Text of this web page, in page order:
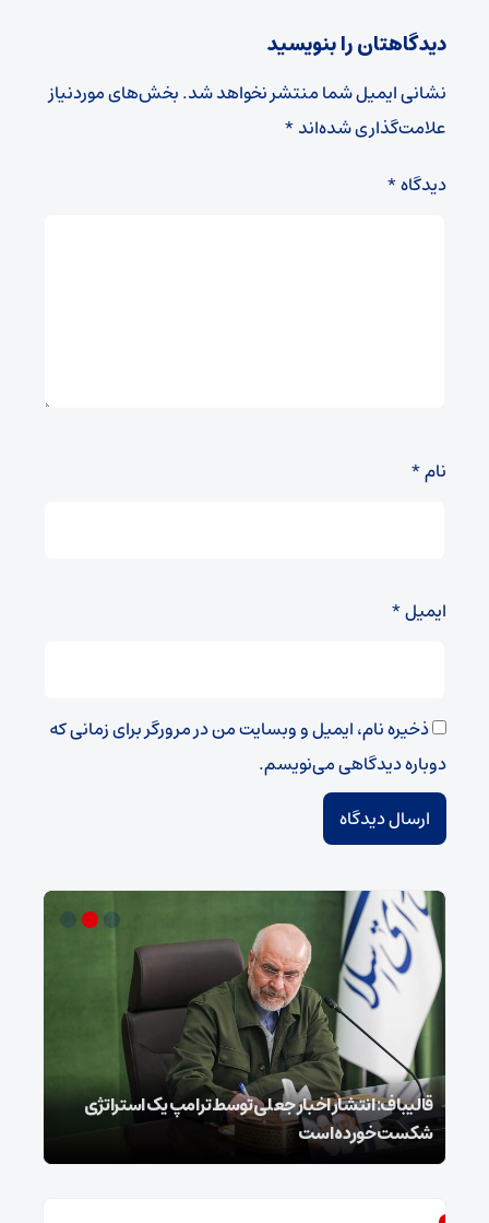
دیدگاهتان را بنویسید
نشانی ایمیل شما منتشر نخواهد شد.بخش‌های موردنیاز
علامت‌گذاری شده‌اند*
دیدگاه*
نام*
ایمیل*
ذخیره نام، ایمیل و وبسایت من در مرورگر برای زمانی که
دوباره دیدگاهی می‌نویسم.
قالیباف: انتشار اخبار جعلی توسط ترامپ یک استراتژی
شکست خورده است